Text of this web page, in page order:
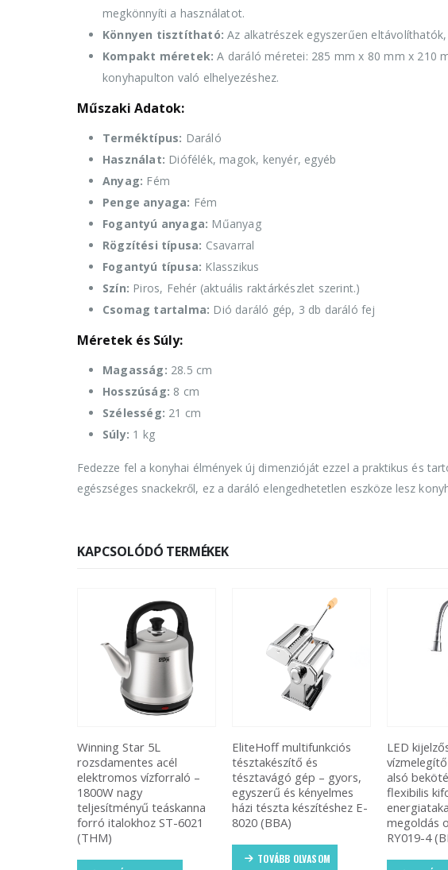
megkönnyíti a használatot.
Könnyen tisztítható: Az alkatrészek egyszerűen
Kompakt méretek: A daráló méretei: 285 mm x 80 mm x 210
konyhapulton való elhelyezéshez.
Műszaki Adatok:
Terméktípus: Daráló
Használat: Diófélék, magok, kenyér, egyéb
Anyag: Fém
Penge anyaga: Fém
Fogantyú anyaga: Műanyag
Rögzítési típusa: Csavarral
Fogantyú típusa: Klasszikus
Szín: Piros, Fehér (aktuális raktárkészlet szerint.)
Csomag tartalma: Dió daráló gép, 3 db daráló fej
Méretek és Súly:
Magasság: 28.5 cm
Hosszúság: 8 cm
Szélesség: 21 cm
Súly: 1 kg
Fedezze fel a konyhai élmények új dimenzióját ezzel a praktikus és
egészséges snackekről, ez a daráló elengedhetetlen eszköze lesz
KAPCSOLÓDÓ TERMÉKEK
EliteHoff multifunkciós
tésztakészítő és
tésztavágó gép – gyors,
egyszerű és kényelmes
házi tészta készítéshez E-
8020 (BBA)
TOVÁBB OLVASOM
LED kijelzős átfolyós
vízmelegítő csaptelep
alsó bekötéssel és
flexibilis kifolyóval –
energiatakarékos
megoldás otthonra
Air fryerbe
cm-es
könnyen
többször
szilikon
(BBM)
TOVÁBB